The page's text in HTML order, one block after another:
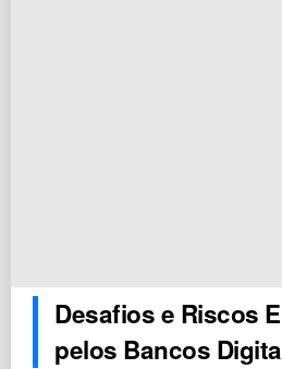
Desafios e Riscos
pelos Bancos